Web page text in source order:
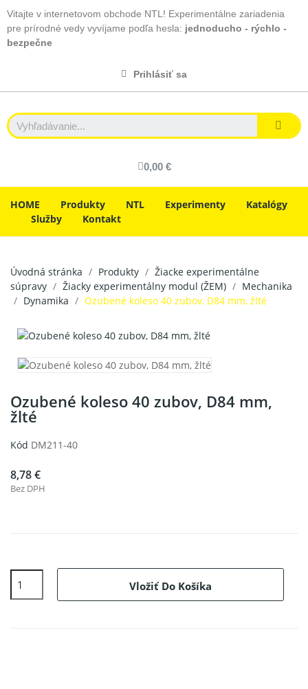
Vitajte v internetovom obchode NTL! Experimentálne zariadenia
pre prírodné vedy vyvíjame podľa hesla: jednoducho - rýchlo -
bezpečne
Prihlásiť sa
0,00 €
HOME Produkty NTL Experimenty
Katalógy
Služby
Kontakt
Úvodná stránka Produkty
Žiacke experimentálne
súpravy
Žiacky experimentálny modul (ŽEM)
Mechanika
Dynamika
Ozubené koleso 40 zubov, D84 mm, žlté
Ozubené koleso 40 zubov, D84 mm,
žlté
Kód DM211-40
8,78 €
Bez DPH
Vložiť Do Košíka